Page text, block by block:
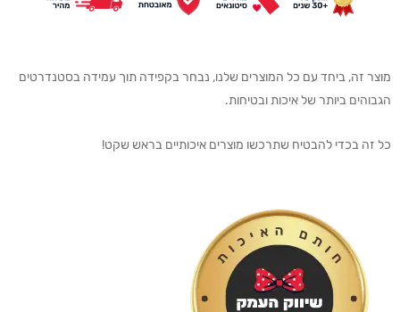
מוצר זה, ביחד עם כל המוצרים שלנו, נבחר בקפידה תוך עמידה בסטנדרטים
הגבוהים ביותר של איכות ובטיחות.
כל זה בכדי להבטיח שתרכשו מוצרים איכותיים בראש שקט!